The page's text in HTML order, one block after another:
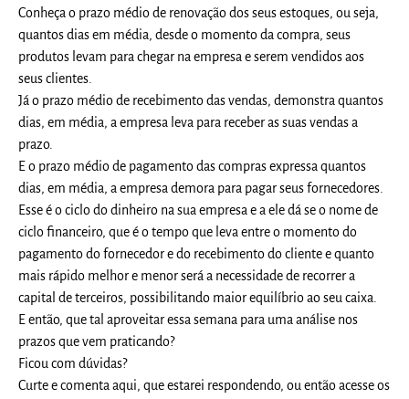
Conheça o prazo médio de renovação dos seus estoques, ou seja,
quantos dias em média, desde o momento da compra, seus
produtos levam para chegar na empresa e serem vendidos aos
seus clientes.
Já o prazo médio de recebimento das vendas, demonstra quantos
dias, em média, a empresa leva para receber as suas vendas a
prazo.
E o prazo médio de pagamento das compras expressa quantos
dias, em média, a empresa demora para pagar seus fornecedores.
Esse é o ciclo do dinheiro na sua empresa e a ele dá se o nome de
ciclo financeiro, que é o tempo que leva entre o momento do
pagamento do fornecedor e do recebimento do cliente e quanto
mais rápido melhor e menor será a necessidade de recorrer a
capital de terceiros, possibilitando maior equilíbrio ao seu caixa.
E então, que tal aproveitar essa semana para uma análise nos
prazos que vem praticando?
Ficou com dúvidas?
Curte e comenta aqui, que estarei respondendo, ou então acesse os